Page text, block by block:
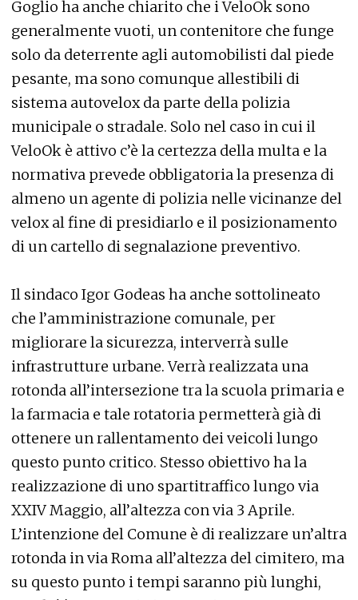
Goglio ha anche chiarito che i VeloOk sono
generalmente vuoti, un contenitore che funge
solo da deterrente agli automobilisti dal piede
pesante, ma sono comunque allestibili di
sistema autovelox da parte della polizia
municipale o stradale. Solo nel caso in cui il
VeloOk è attivo c’è la certezza della multa e la
normativa prevede obbligatoria la presenza di
almeno un agente di polizia nelle vicinanze del
velox al fine di presidiarlo e il posizionamento
di un cartello di segnalazione preventivo.
Il sindaco Igor Godeas ha anche sottolineato
che l’amministrazione comunale, per
migliorare la sicurezza, interverrà sulle
infrastrutture urbane. Verrà realizzata una
rotonda all’intersezione tra la scuola primaria e
la farmacia e tale rotatoria permetterà già di
ottenere un rallentamento dei veicoli lungo
questo punto critico. Stesso obiettivo ha la
realizzazione di uno spartitraffico lungo via
XXIV Maggio, all’altezza con via 3 Aprile.
L’intenzione del Comune è di realizzare un’altra
rotonda in via Roma all’altezza del cimitero, ma
su questo punto i tempi saranno più lunghi,